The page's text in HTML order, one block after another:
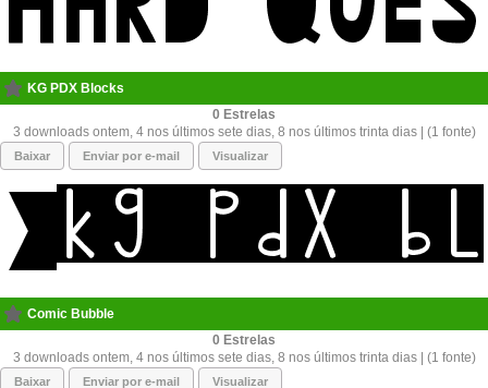
KG PDX Blocks
0
3 downloads ontem, 4 nos últimos sete dias, 8 nos últimos trinta dias | (1 fonte)
Baixar Enviar por e-mail Visualizar
Comic Bubble
0
3 downloads ontem, 4 nos últimos sete dias, 8 nos últimos trinta dias | (1 fonte)
Baixar Enviar por e-mail Visualizar